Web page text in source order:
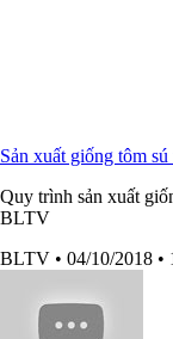
Sản xuất giống tôm
Quy trình sản xuất
BLTV
BLTV • 04/10/2018 •